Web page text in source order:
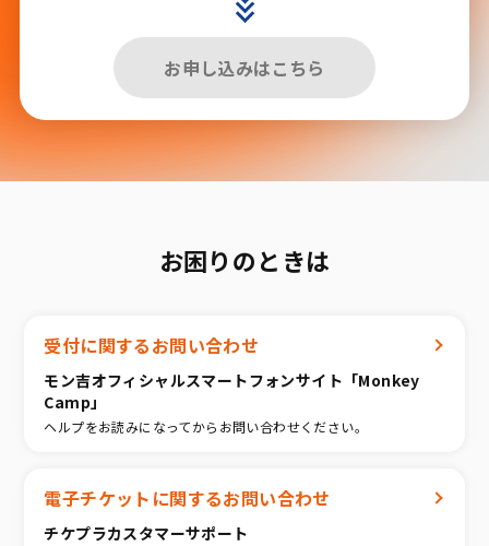
お申し込みはこちら
お困りのときは
受付に関するお問い合わせ
モン吉オフィシャルスマートフォンサイト「Monkey
Camp」
ヘルプをお読みになってからお問い合わせください。
電子チケットに関するお問い合わせ
チケプラカスタマーサポート